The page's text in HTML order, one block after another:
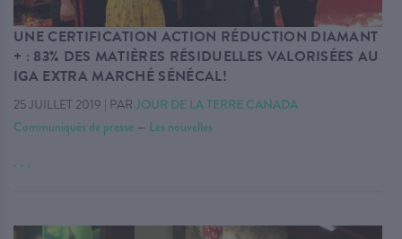
UNE CERTIFICATION ACTION RÉDUCTION DIAMANT
+ : 83% DES MATIÈRES RÉSIDUELLES VALORISÉES AU
IGA EXTRA MARCHÉ SÉNÉCAL!
25 JUILLET 2019 | PAR JOUR DE LA TERRE CANADA
Communiqués de presse — Les nouvelles
. . .